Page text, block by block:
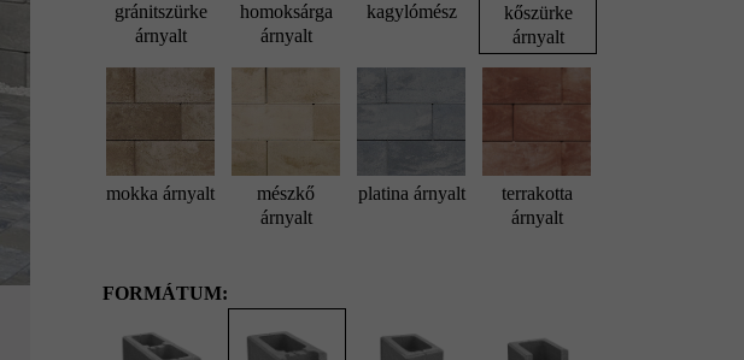
Standard kerítés- és falazókő, kőszürke árnyalt; Fedlap vízorral 25 x 28 x 6 cm,
térkő, , kőszürke árnyalt
gránitszürke
árnyalt
homoksárga
árnyalt
kagylómész
kőszürke
árnyalt
mokka árnyalt
mészkő
árnyalt
platina árnyalt
terrakotta
árnyalt
FORMÁTUM: